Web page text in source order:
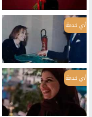
أي خدمة
أي خدمة